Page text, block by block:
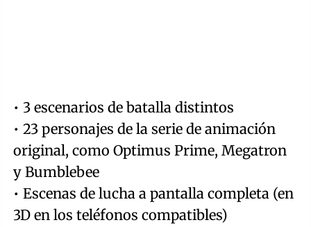
• 3 escenarios de batalla distintos
• 23 personajes de la serie de animación
original, como Optimus Prime, Megatron
y Bumblebee
• Escenas de lucha a pantalla completa (en
3D en los teléfonos compatibles)